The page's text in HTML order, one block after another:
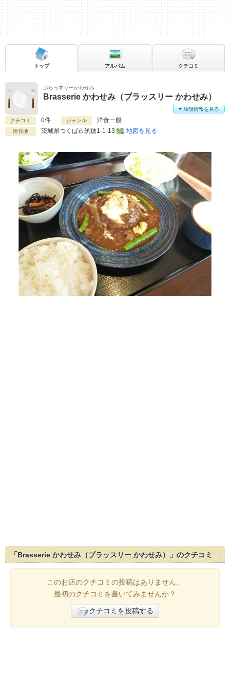
ぶらっすりーかわせみ
Brasserie かわせみ（ブラッスリー かわせみ）
クチコミ 0件 ジャンル 洋食一般
所在地 茨城県つくば市筑穂1-1-13 地図を見る
店舗情報を見る
トップ アルバム クチコミ
「Brasserie かわせみ（ブラッスリー かわせみ）」のクチコミ
このお店のクチコミの投稿はありません。
最初のクチコミを書いてみませんか？
クチコミを投稿する